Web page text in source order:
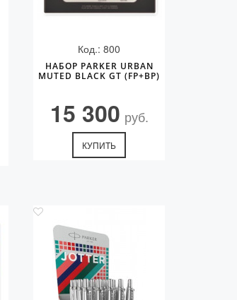
Код.: 800
НАБОР PARKER URBAN
MUTED BLACK GT (FP+BP)
15 300 руб.
КУПИТЬ